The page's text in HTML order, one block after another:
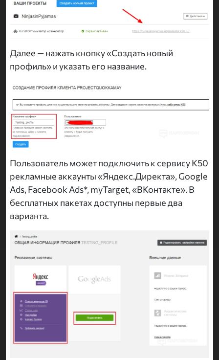
Далее — нажать кнопку «Создать новый
профиль» и указать его название.
Пользователь может подключить к сервису K50
рекламные аккаунты «Яндекс.Директа», Google
Ads, Facebook Ads*, myTarget, «ВКонтакте». В
бесплатных пакетах доступны первые два
варианта.